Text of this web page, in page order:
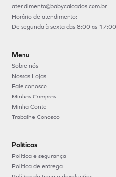
atendimento@babycalcados.com.br
Horário de atendimento:
De segunda à sexta das 8:00 as 17:00
Menu
Sobre nós
Nossas Lojas
Fale conosco
Minhas Compras
Minha Conta
Trabalhe Conosco
Políticas
Política e segurança
Política de entrega